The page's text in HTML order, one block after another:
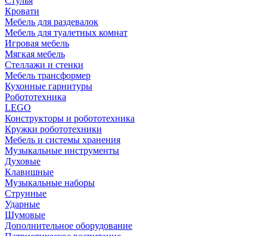
Кровати
Мебель для раздевалок
Мебель для туалетных комнат
Игровая мебель
Мягкая мебель
Стеллажи и стенки
Мебель трансформер
Кухонные гарнитуры
Робототехника
LEGO
Конструкторы и робототехника
Кружки робототехники
Мебель и системы хранения
Музыкальные инструменты
Духовые
Клавишные
Музыкальные наборы
Струнные
Ударные
Шумовые
Дополнительное оборудование